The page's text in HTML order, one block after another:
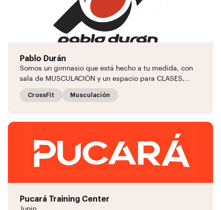
Pablo Durán
Somos un gimnasio que está hecho a tu medida, con
sala de MUSCULACIÓN y un espacio para CLASES,…
CrossFit Musculación
Pucará Training Center